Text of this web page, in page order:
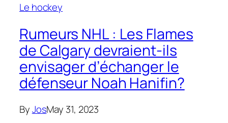
Le hockey
Rumeurs NHL : Les Flames
de Calgary devraient-ils
envisager d’échanger le
défenseur Noah Hanifin?
ByJosMay 31, 2023